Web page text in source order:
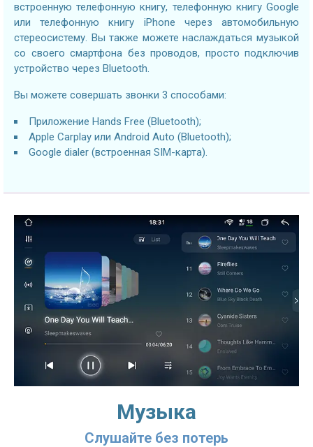
встроенную телефонную книгу, телефонную книгу Google
или телефонную книгу iPhone через автомобильную
стереосистему. Вы также можете наслаждаться музыкой
со своего смартфона без проводов, просто подключив
устройство через Bluetooth.
Вы можете совершать звонки 3 способами:
Приложение Hands Free (Bluetooth);
Apple Carplay или Android Auto (Bluetooth);
Google dialer (встроенная SIM-карта).
Музыка
Слушайте без потерь